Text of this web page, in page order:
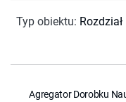
Typ obiektu: Rozdział
Agregator Dorobku